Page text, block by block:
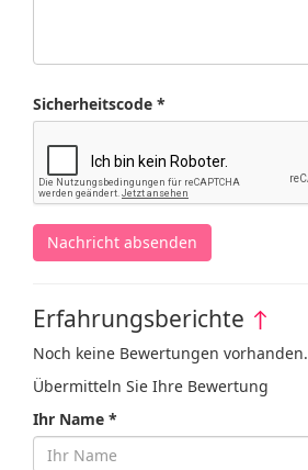
Sicherheitscode *
Nachricht absenden
Erfahrungsberichte ↑
Noch keine Bewertungen vorhanden.
Übermitteln Sie Ihre Bewertung
Ihr Name *